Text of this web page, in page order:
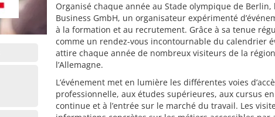
Organisé chaque année au Stade olympique de
Business GmbH, un organisateur expérimenté
à la formation et au recrutement. Grâce à sa tenue
comme un rendez-vous incontournable du calendrier
attire chaque année de nombreux visiteurs de la
l’Allemagne.
L’événement met en lumière les différentes voies
professionnelle, aux études supérieures, aux cursus
continue et à l’entrée sur le marché du travail. Les